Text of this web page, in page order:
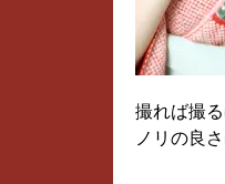
撮れば撮
ノリの良